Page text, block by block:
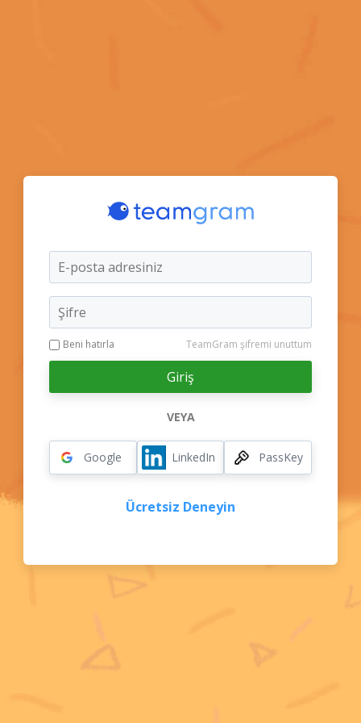
Beni hatırla TeamGram şifremi unuttum
VEYA
Google LinkedIn PassKey
Ücretsiz Deneyin